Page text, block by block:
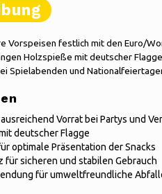
Vorspeisen festlich mit den Euro/
Holzspieße mit deutscher
Spielabenden und
Vorrat bei Partys und
deutscher Flagge
optimale Präsentation der Snacks
für sicheren und stabilen Gebrauch
für umweltfreundliche